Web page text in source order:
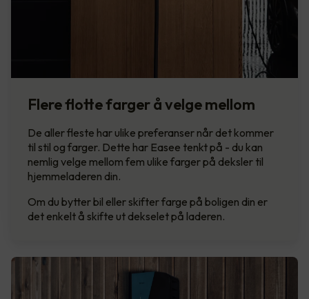
Flere flotte farger å velge mellom
De aller fleste har ulike preferanser når det kommer
til stil og farger. Dette har Easee tenkt på - du kan
nemlig velge mellom fem ulike farger på deksler til
hjemmeladeren din.
Om du bytter bil eller skifter farge på boligen din er
det enkelt å skifte ut dekselet på laderen.